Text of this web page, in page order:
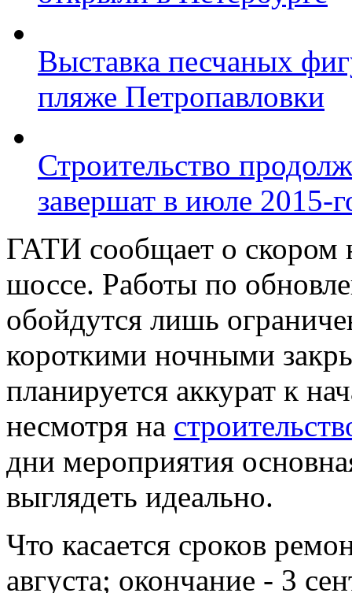
Выставка песчаных
пляже Петропавловки
Строительство
завершат в июле 2015-
ГАТИ сообщает о скором
шоссе. Работы по
обойдутся лишь
короткими ночными
планируется аккурат к
несмотря на
дни мероприятия
выглядеть идеально.
Что касается сроков
августа; окончание - 3